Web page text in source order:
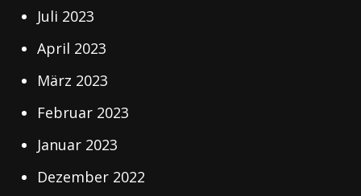
Juli 2023
April 2023
März 2023
Februar 2023
Januar 2023
Dezember 2022